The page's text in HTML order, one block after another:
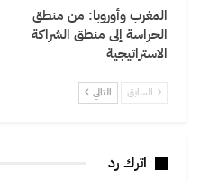
المغرب وأوروبا: من منطق
الحراسة إلى منطق الشراكة
الاستراتيجية
السابق التالي
اترك رد